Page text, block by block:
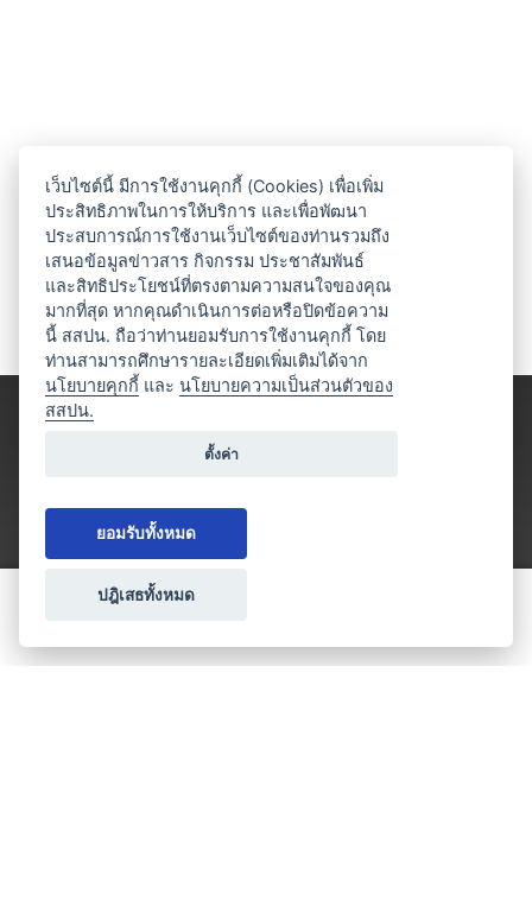
ประเภทธุรกิจไมซ์
เว็บไซต์นี้ มีการใช้งานคุกกี้ (Cookies) เพื่อเพิ่ม
ประสิทธิภาพในการให้บริการ และเพื่อพัฒนา
ประสบการณ์การใช้งานเว็บไซต์ของท่านรวมถึง
เสนอข้อมูลข่าวสาร กิจกรรม ประชาสัมพันธ์
และสิทธิประโยชน์ที่ตรงตามความสนใจของคุณ
มากที่สุด หากคุณดำเนินการต่อหรือปิดข้อความ
นี้ สสปน. ถือว่าท่านยอมรับการใช้งานคุกกี้ โดย
ท่านสามารถศึกษารายละเอียดเพิ่มเติมได้จาก
นโยบายคุกกี้ และนโยบายความเป็นส่วนตัวของ
สสปน.
ตั้งค่า
ยอมรับทั้งหมด
ปฎิเสธทั้งหมด